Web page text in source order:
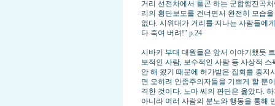
거리 선전차에서 틀곤 하는 군함행진곡
리의 횡단보도를 건너면서 완전히 모습
없다. 시위대가 거리를 지나는 사람들에
다 죽여 버려!" p.24
시바키 부대 대원들은 앞서 이야기했듯
보적인 사람, 보수적인 사람 등 사상적
안 해 왔기 때문에 허가받은 집회를 중지
면 오히려 인종주의자들을 기쁘게 할 뿐
격한 것이다. 노마 씨의 판단은 옳았다.
아니라 여러 사람의 분노와 행동을 통해